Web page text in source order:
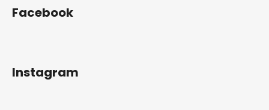
Facebook
Instagram